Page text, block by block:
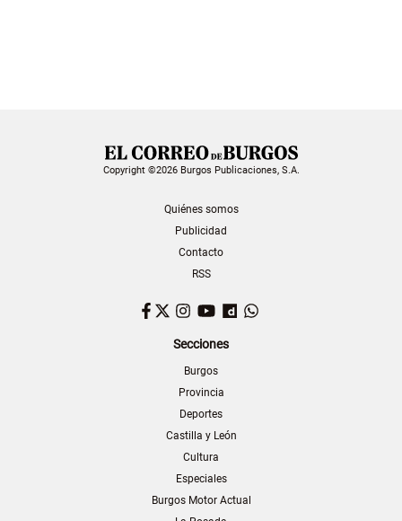
Copyright ©2026 Burgos Publicaciones, S.A.
Quiénes somos
Publicidad
Contacto
RSS
Facebook
TwitterInstagram
YouTubeDailymotion
Secciones
Burgos
Provincia
Deportes
Castilla y León
Cultura
Especiales
Burgos Motor Actual